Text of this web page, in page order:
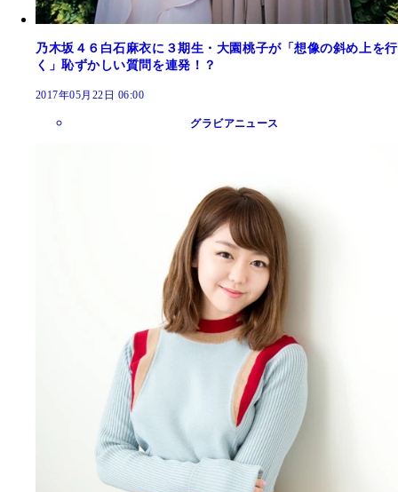
乃木坂４６白石麻衣に３期生・大園桃子が「想像の斜め上を行
く」恥ずかしい質問を連発！？
2017年05月22日 06:00
グラビアニュース